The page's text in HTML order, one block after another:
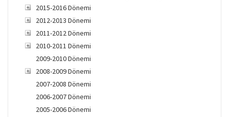
2015-2016 Dönemi
2012-2013 Dönemi
2011-2012 Dönemi
2010-2011 Dönemi
2009-2010 Dönemi
2008-2009 Dönemi
2007-2008 Dönemi
2006-2007 Dönemi
2005-2006 Dönemi